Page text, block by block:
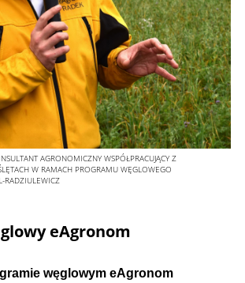
AGRONOMICZNY WSPÓŁPRACUJĄCY Z
W RAMACH PROGRAMU WĘGLOWEGO
RADZIULEWICZ
eAgronom
węglowym eAgronom